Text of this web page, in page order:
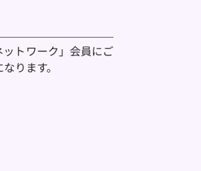
トワーク」会員にご
ります。